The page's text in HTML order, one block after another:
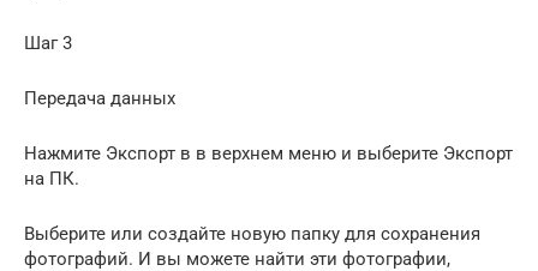
Шаг 3
Передача данных
Нажмите Экспорт в в верхнем меню и выберите Экспорт
на ПК.
Выберите или создайте новую папку для сохранения
фотографий. И вы можете найти эти фотографии,